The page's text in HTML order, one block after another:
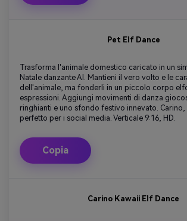
Pet Elf Dance
Trasforma l'animale domestico caricato in un
Natale danzante AI. Mantieni il vero volto e le
dell'animale, ma fonderli in un piccolo corpo
espressioni. Aggiungi movimenti di danza
ringhianti e uno sfondo festivo innevato.
perfetto per i social media. Verticale 9:16, HD.
Copia
Carino Kawaii Elf Dance